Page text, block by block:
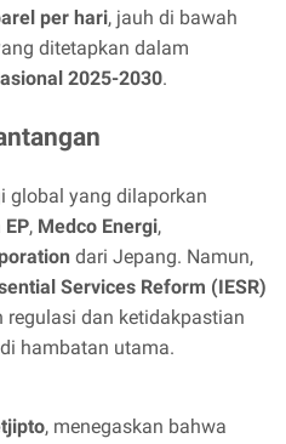
per hari, jauh di bawah
ditetapkan dalam
2025-2030.
global yang dilaporkan
, Medco Energi,
dari Jepang. Namun,
Services Reform (IESR)
dan ketidakpastian
hambatan utama.
, menegaskan bahwa